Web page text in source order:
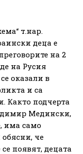
т.нар.
деца е
на 2
на Русия
оказали в
и са
Както подчерта
Медински,
има само
обясни, че
появят, децата